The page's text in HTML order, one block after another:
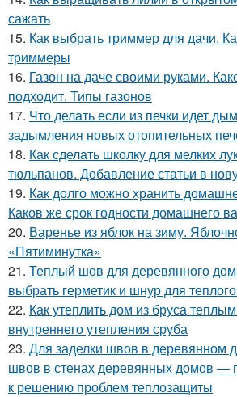
сажать
15. Как выбрать триммер для дачи.
триммеры
16. Газон на даче своими руками.
подходит. Типы газонов
17. Что делать если из печки идет
задымления новых отопительных
18. Как сделать школку для мелких
тюльпанов. Добавление статьи в
19. Как долго можно хранить
Каков же срок годности домашнего
20. Варенье из яблок на зиму.
«Пятиминутка»
21. Теплый шов для деревянного
выбрать герметик и шнур для
22. Как утеплить дом из бруса
внутреннего утепления сруба
23. Для заделки швов в деревянном
швов в стенах деревянных домов —
к решению проблем теплозащиты